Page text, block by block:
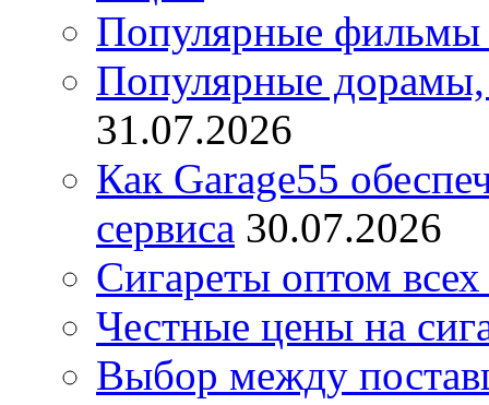
Популярные фильмы
Популярные дорамы,
31.07.2026
Как Garage55
сервиса 30.07.2026
Сигареты оптом
Честные цены на
Выбор между